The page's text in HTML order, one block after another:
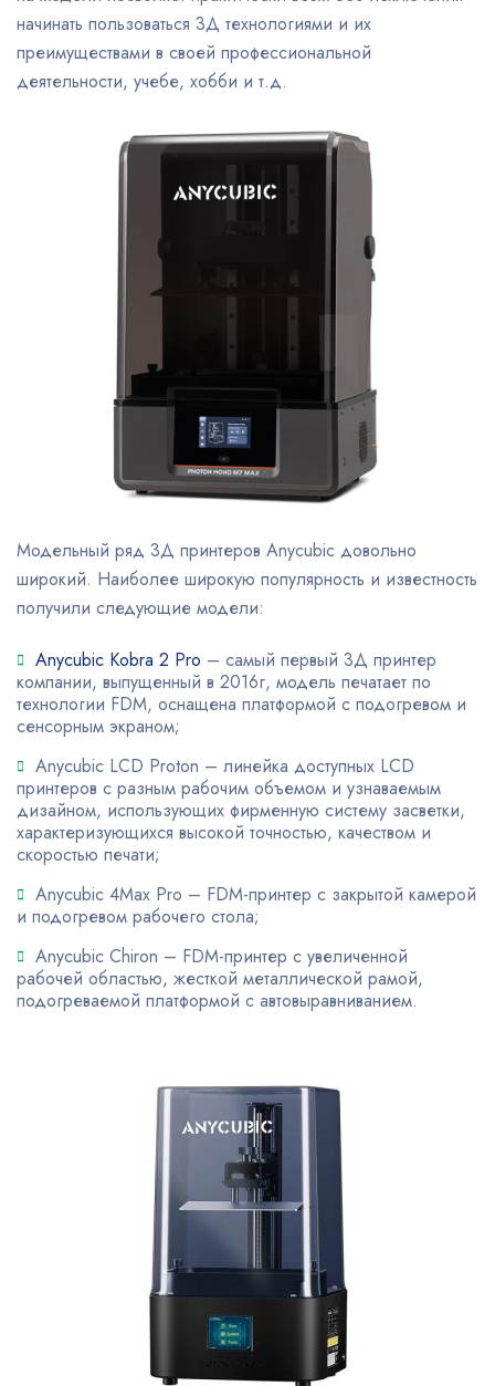
начинать пользоваться 3Д технологиями и их
преимуществами в своей профессиональной
деятельности, учебе, хобби и т.д.
Модельный ряд 3Д принтеров Anycubic довольно
широкий. Наиболее широкую популярность и известность
получили следующие модели:
Anycubic Kobra 2 Pro – самый первый 3Д принтер
компании, выпущенный в 2016г, модель печатает по
технологии FDM, оснащена платформой с подогревом и
сенсорным экраном;
Anycubic LCD Proton – линейка доступных LCD
принтеров с разным рабочим объемом и узнаваемым
дизайном, использующих фирменную систему засветки,
характеризующихся высокой точностью, качеством и
скоростью печати;
Anycubic 4Max Pro – FDM-принтер с закрытой камерой
и подогревом рабочего стола;
Anycubic Chiron – FDM-принтер с увеличенной
рабочей областью, жесткой металлической рамой,
подогреваемой платформой с автовыравниванием.